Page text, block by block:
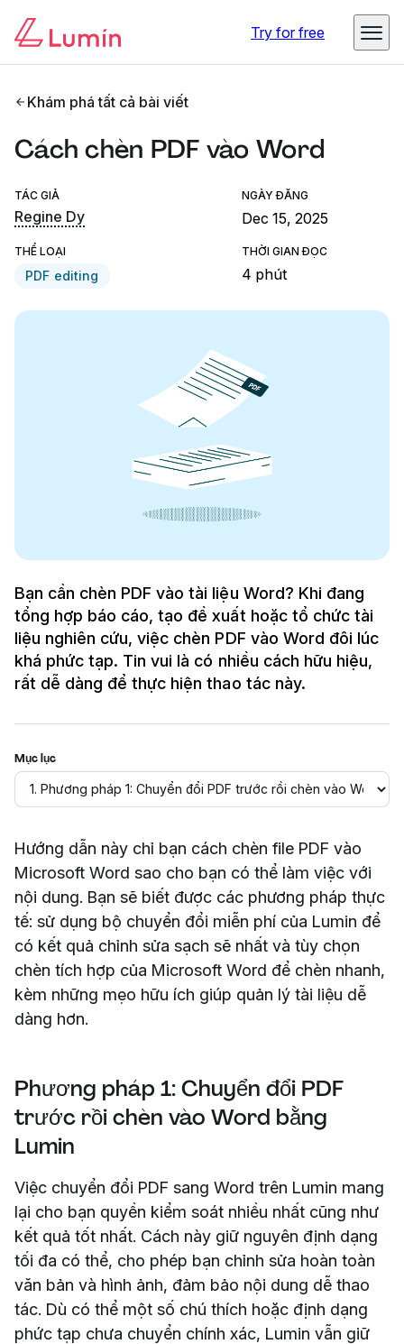
Try for free
Khám phá tất cả bài viết
Cách chèn PDF vào Word
TÁC GIẢ
Regine Dy
NGÀY ĐĂNG
Dec 15, 2025
THỂ LOẠI
PDF editing
THỜI GIAN ĐỌC
4 phút
Bạn cần chèn PDF vào tài liệu Word? Khi đang
tổng hợp báo cáo, tạo đề xuất hoặc tổ chức tài
liệu nghiên cứu, việc chèn PDF vào Word đôi lúc
khá phức tạp. Tin vui là có nhiều cách hữu hiệu,
rất dễ dàng để thực hiện thao tác này.
Mục lục
Hướng dẫn này chỉ bạn cách chèn file PDF vào
Microsoft Word sao cho bạn có thể làm việc với
nội dung. Bạn sẽ biết được các phương pháp thực
tế: sử dụng bộ chuyển đổi miễn phí của Lumin để
có kết quả chỉnh sửa sạch sẽ nhất và tùy chọn
chèn tích hợp của Microsoft Word để chèn nhanh,
kèm những mẹo hữu ích giúp quản lý tài liệu dễ
dàng hơn.
Phương pháp 1: Chuyển đổi PDF
trước rồi chèn vào Word bằng
Lumin
Việc chuyển đổi PDF sang Word trên Lumin mang
lại cho bạn quyền kiểm soát nhiều nhất cũng như
kết quả tốt nhất. Cách này giữ nguyên định dạng
tối đa có thể, cho phép bạn chỉnh sửa hoàn toàn
văn bản và hình ảnh, đảm bảo nội dung dễ thao
tác. Dù có thể một số chú thích hoặc định dạng
phức tạp chưa chuyển chính xác, Lumin vẫn giữ